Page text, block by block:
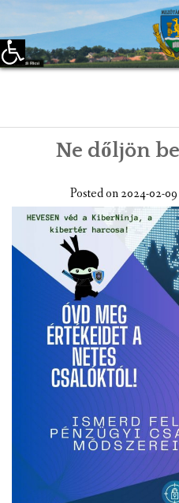
Eszköztár megnyitása
KEZDŐLAP
TELEPÜLÉSÜNKRŐL
LÁTNIVALÓK
KAPCSOLAT
ÖNKORMÁNYZAT
KÉPVISELŐ-TESTÜLET
VÁLASZTÁSI INFORMÁCIÓK
NEMZETISÉGI
TÁRSULÁS
PÁLYÁZATOK
Ne dőljön
Posted on2024-02-09